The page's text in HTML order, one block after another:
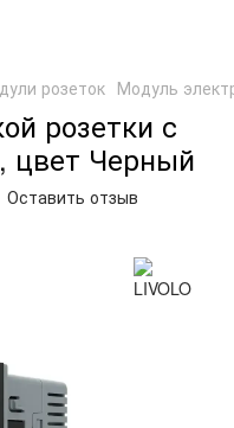
розеток Модуль
розетки с
цвет Черный
Оставить отзыв